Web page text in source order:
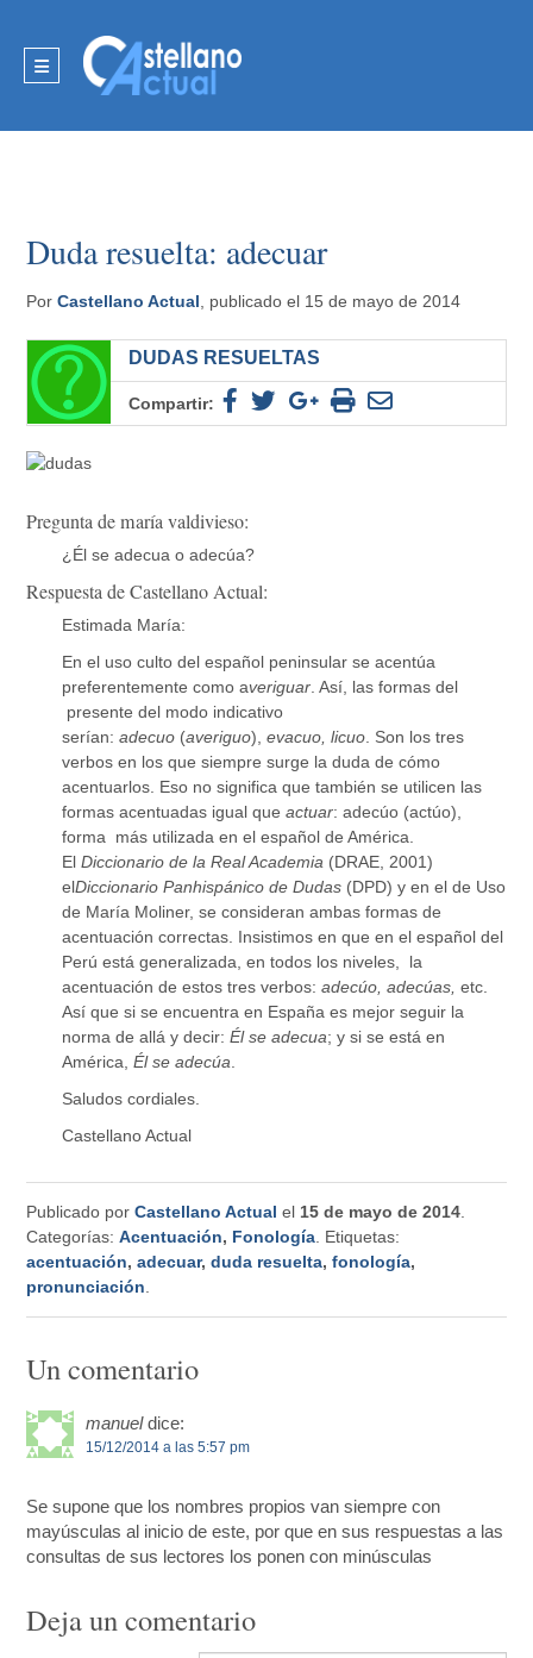
Duda resuelta: adecuar
PorCastellano Actual , publicado el 15 de mayo de 2014
DUDAS RESUELTAS
Compartir:
Pregunta de maría valdivieso:
¿Él se adecua o adecúa?
Respuesta de Castellano Actual:
Estimada María:
En el uso culto del español peninsular se acentúa
preferentemente como averiguar . Así, las formas del
presente del modo indicativo
serían:adecuo (averiguo),evacuo, licuo . Son los tres
verbos en los que siempre surge la duda de cómo
acentuarlos. Eso no significa que también se utilicen las
formas acentuadas igual queactuar: adecúo (actúo),
forma más utilizada en el español de América.
ElDiccionario de la Real Academia (DRAE, 2001)
elDiccionario Panhispánico de Dudas (DPD) y en el de Uso
de María Moliner, se consideran ambas formas de
acentuación correctas. Insistimos en que en el español del
Perú está generalizada, en todos los niveles, la
acentuación de estos tres verbos:adecúo, adecúas, etc.
Así que si se encuentra en España es mejor seguir la
norma de allá y decir: Él se adecua; y si se está en
América,Él se adecúa
Saludos cordiales.
Castellano Actual
Publicado porCastellano Actual el 15 de mayo de 2014
Categorías:Acentuación, Fonología . Etiquetas:
acentuación,adecuar,duda resuelta,fonología,
pronunciación
Un comentario
manuel dice:
15/12/2014 a las 5:57 pm
Se supone que los nombres propios van siempre con
mayúsculas al inicio de este, por que en sus respuestas a las
consultas de sus lectores los ponen con minúsculas
Deja un comentario